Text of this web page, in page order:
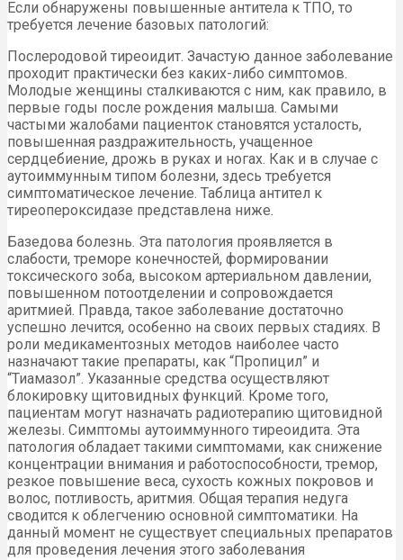
Если обнаружены повышенные антитела к ТПО, то
требуется лечение базовых патологий:
Послеродовой тиреоидит. Зачастую данное заболевание
проходит практически без каких-либо симптомов.
Молодые женщины сталкиваются с ним, как правило, в
первые годы после рождения малыша. Самыми
частыми жалобами пациенток становятся усталость,
повышенная раздражительность, учащенное
сердцебиение, дрожь в руках и ногах. Как и в случае с
аутоиммунным типом болезни, здесь требуется
симптоматическое лечение. Таблица антител к
тиреопероксидазе представлена ниже.
Базедова болезнь. Эта патология проявляется в
слабости, треморе конечностей, формировании
токсического зоба, высоком артериальном давлении,
повышенном потоотделении и сопровождается
аритмией. Правда, такое заболевание достаточно
успешно лечится, особенно на своих первых стадиях. В
роли медикаментозных методов наиболее часто
назначают такие препараты, как “Пропицил” и
“Тиамазол”. Указанные средства осуществляют
блокировку щитовидных функций. Кроме того,
пациентам могут назначать радиотерапию щитовидной
железы. Симптомы аутоиммунного тиреоидита. Эта
патология обладает такими симптомами, как снижение
концентрации внимания и работоспособности, тремор,
резкое повышение веса, сухость кожных покровов и
волос, потливость, аритмия. Общая терапия недуга
сводится к облегчению основной симптоматики. На
данный момент не существует специальных препаратов
для проведения лечения этого заболевания